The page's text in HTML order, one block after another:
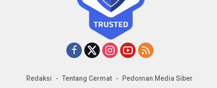
Redaksi Tentang Cermat
Pedoman Media Siber